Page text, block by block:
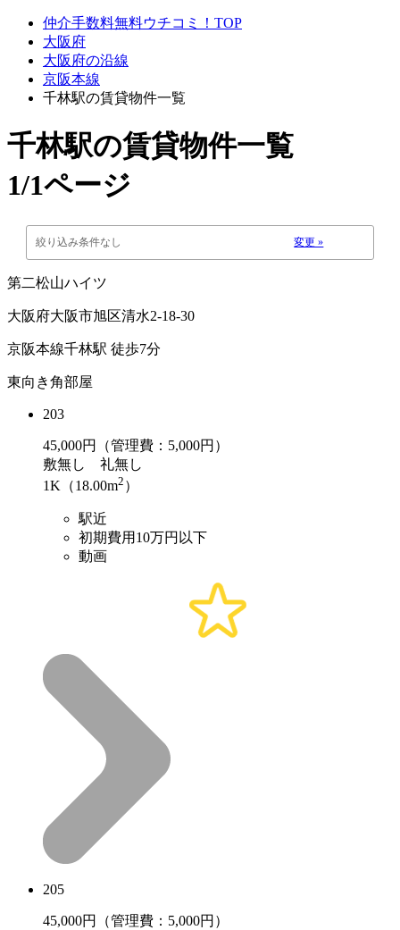
仲介手数料無料ウチコミ！TOP
大阪府
大阪府の沿線
京阪本線
千林駅の賃貸物件一覧
千林駅の賃貸物件一覧
1/1ページ
絞り込み条件なし 変更 »
第二松山ハイツ
大阪府大阪市旭区清水2-18-30
京阪本線千林駅 徒歩7分
東向き角部屋
203
45,000円（管理費：5,000円）
敷無し 礼無し
1K（18.00m2 ）
駅近
初期費用10万円以下
動画
205
45,000円（管理費：5,000円）